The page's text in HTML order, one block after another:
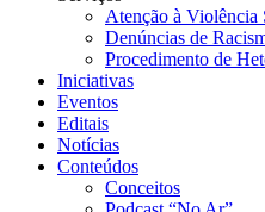
Atenção à Violência
Denúncias de
Procedimento de
Iniciativas
Eventos
Editais
Notícias
Conteúdos
Conceitos